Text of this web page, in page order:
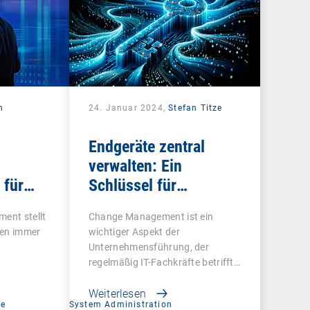
für
stellt
immer
24. Januar 2024,Stefan Titze
Endgeräte zentral
verwalten: Ein
Schlüssel für
Management
Change Management ist ein
wichtiger Aspekt der
Unternehmensführung, der
regelmäßig IT-Fachkräfte betrifft.
Weiterlesen
System Administration